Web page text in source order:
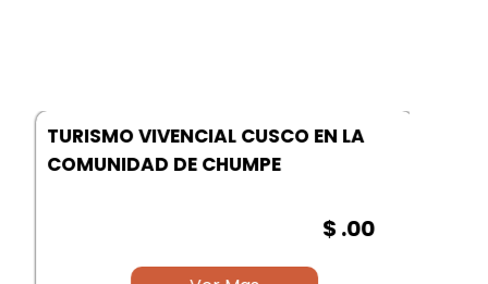
TURISMO VIVENCIAL CUSCO EN LA
COMUNIDAD DE CHUMPE
$ .00